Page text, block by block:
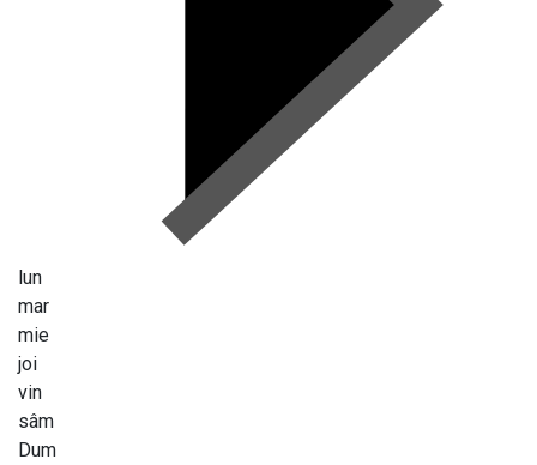
lun
mar
mie
joi
vin
sâm
Dum